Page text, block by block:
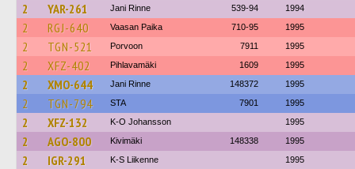
2 YAR-261 Jani Rinne 539-94 1994
2 RGJ-640 Vaasan Paika 710-95 1995
2 TGN-521 Porvoon 7911 1995
2 XFZ-402 Pihlavamäki 1609 1995
2 XMO-644 Jani Rinne 148372 1995
2 TGN-794 STA 7901 1995
2 XFZ-132 K-O Johansson 1995
2 AGO-800 Kivimäki 148338 1995
2 IGR-291 K-S Liikenne 1995